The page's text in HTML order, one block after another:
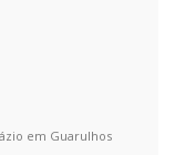
em Guarulhos